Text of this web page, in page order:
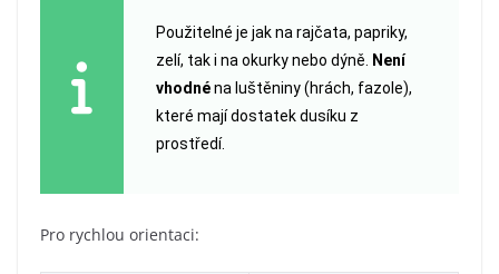
Použitelné je jak na rajčata, papriky,
zelí, tak i na okurky nebo dýně. Není
vhodnéna luštěniny (hrách, fazole),
které mají dostatek dusíku z
prostředí.
Pro rychlou orientaci: